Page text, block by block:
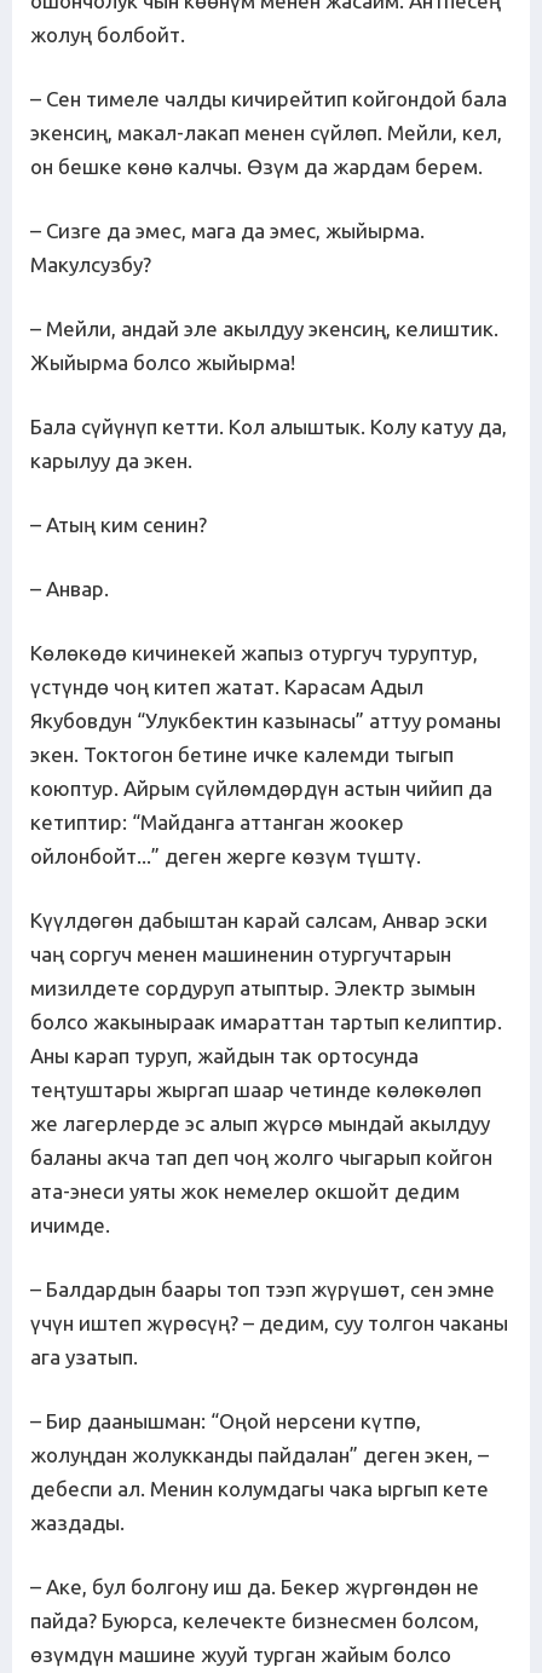
жолуң болбойт.
– Сен тимеле чалды кичирейтип койгондой бала
экенсиң, макал-лакап менен сүйлөп. Мейли, кел,
он бешке көнө калчы. Өзүм да жардам берем.
– Сизге да эмес, мага да эмес, жыйырма.
Макулсузбу?
– Мейли, андай эле акылдуу экенсиң, келиштик.
Жыйырма болсо жыйырма!
Бала сүйүнүп кетти. Кол алыштык. Колу катуу да,
карылуу да экен.
– Атың ким сенин?
– Анвар.
Көлөкөдө кичинекей жапыз отургуч туруптур,
үстүндө чоң китеп жатат. Карасам Адыл
Якубовдун “Улукбектин казынасы” аттуу романы
экен. Токтогон бетине ичке калемди тыгып
коюптур. Айрым сүйлөмдөрдүн астын чийип да
кетиптир: “Майданга аттанган жоокер
ойлонбойт...” деген жерге көзүм түштү.
Күүлдөгөн дабыштан карай салсам, Анвар эски
чаң соргуч менен машиненин отургучтарын
мизилдете сордуруп атыптыр. Электр зымын
болсо жакыныраак имараттан тартып келиптир.
Аны карап туруп, жайдын так ортосунда
теңтуштары жыргап шаар четинде көлөкөлөп
же лагерлерде эс алып жүрсө мындай акылдуу
баланы акча тап деп чоң жолго чыгарып койгон
ата-энеси уяты жок немелер окшойт дедим
ичимде.
– Балдардын баары топ тээп жүрүшөт, сен эмне
үчүн иштеп жүрөсүң? – дедим, суу толгон чаканы
ага узатып.
– Бир даанышман: “Оңой нерсени күтпө,
жолуңдан жолукканды пайдалан” деген экен, –
дебеспи ал. Менин колумдагы чака ыргып кете
жаздады.
– Аке, бул болгону иш да. Бекер жүргөндөн не
пайда? Буюрса, келечекте бизнесмен болсом,
өзүмдүн машине жууй турган жайым болсо